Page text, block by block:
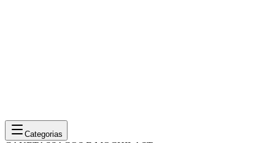
Categorias